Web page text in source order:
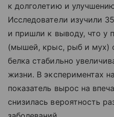
к долголетию и
Исследователи изучили
и пришли к выводу, что у
(мышей, крыс, рыб и мух)
белка стабильно
жизни. В экспериментах
показатель вырос на
снизилась вероятность